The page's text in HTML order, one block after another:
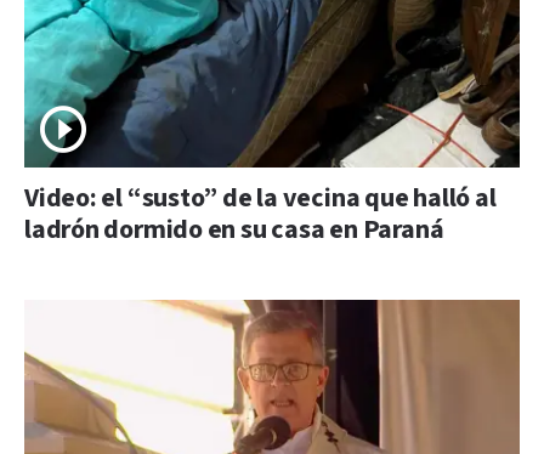
Video: el “susto” de la vecina que halló al
ladrón dormido en su casa en Paraná